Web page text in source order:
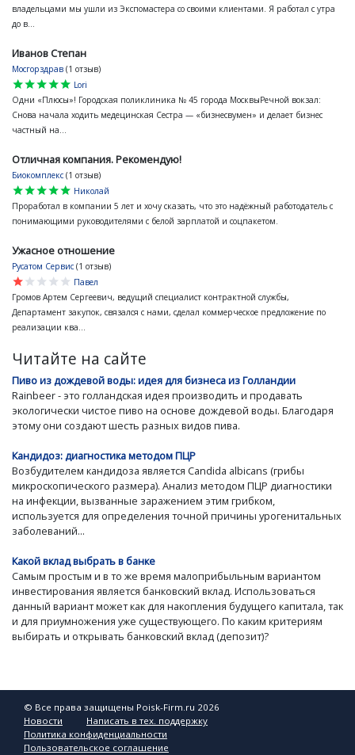
владельцами мы ушли из Экспомастера со своими клиентами. Я работал с утра
до в...
Иванов Степан
Мосгорздрав (1 отзыв)
star
star
star
star
star
Lori
Одни «Плюсы»! Городская поликлиника № 45 города МосквыРечной вокзал:
Снова начала ходить медецинская Сестра — «бизнесвумен» и делает бизнес
частный на...
Отличная компания. Рекомендую!
Биокомплекс (1 отзыв)
star
star
star
star
star
Николай
Проработал в компании 5 лет и хочу сказать, что это надёжный работодатель с
понимающими руководителями с белой зарплатой и соцпакетом.
Ужасное отношение
Русатом Сервис (1 отзыв)
star
star
star
star
star
Павел
Громов Артем Сергеевич, ведущий специалист контрактной службы,
Департамент закупок, связался с нами, сделал коммерческое предложение по
реализации ква...
Читайте на сайте
Пиво из дождевой воды: идея для бизнеса из Голландии
Rainbeer - это голландская идея производить и продавать
экологически чистое пиво на основе дождевой воды. Благодаря
этому они создают шесть разных видов пива.
Кандидоз: диагностика методом ПЦР
Возбудителем кандидоза является Candida albicans (грибы
микроскопического размера). Анализ методом ПЦР диагностики
на инфекции, вызванные заражением этим грибком,
используется для определения точной причины урогенитальных
заболеваний...
Какой вклад выбрать в банке
Самым простым и в то же время малоприбыльным вариантом
инвестирования является банковский вклад. Использоваться
данный вариант может как для накопления будущего капитала, так
и для приумножения уже существующего. По каким критериям
выбирать и открывать банковский вклад (депозит)?
© Все права защищены Poisk-Firm.ru 2026
Новости
Написать в тех. поддержку
Политика конфиденциальности
Пользовательское соглашение